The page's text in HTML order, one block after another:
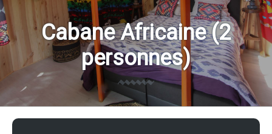
Cabane Africaine (2
personnes)